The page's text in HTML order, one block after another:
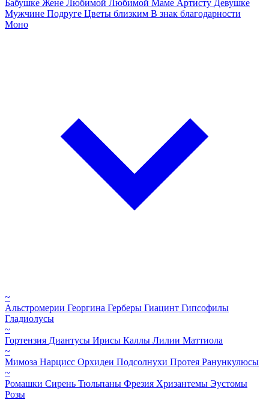
Бабушке Жене Любимой Любимой Маме Артисту Девушке
Мужчине Подруге Цветы близким В знак благодарности
Моно
~
Альстромерии Георгина Герберы Гиацинт Гипсофилы
Гладиолусы
~
Гортензия Диантусы Ирисы Каллы Лилии Маттиола
~
Мимоза Нарцисс Орхидеи Подсолнухи Протея Ранункулюсы
~
Ромашки Сирень Тюльпаны Фрезия Хризантемы Эустомы
Розы